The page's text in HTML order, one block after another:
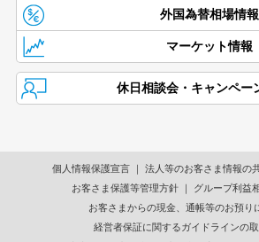
外国為替相場情報
マーケット情報
休日相談会・キャンペー
個人情報保護宣言
法人等のお客さま情報の
お客さま保護等管理方針
グループ利益
お客さまからの現金、通帳等のお預り
経営者保証に関するガイドラインの